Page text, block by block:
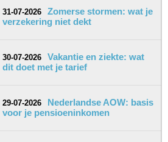
31-07-2026
Zomerse stormen: wat je
verzekering niet dekt
30-07-2026
Vakantie en ziekte: wat
dit doet met je tarief
29-07-2026
Nederlandse AOW: basis
voor je pensioeninkomen